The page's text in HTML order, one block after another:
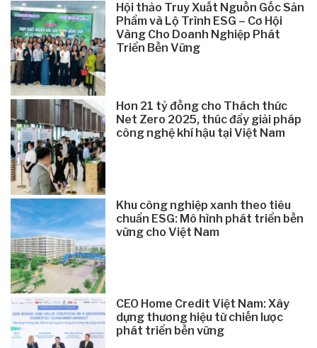
Hội thảo Truy Xuất Nguồn Gốc Sản
Phẩm và Lộ Trình ESG – Cơ Hội
Vàng Cho Doanh Nghiệp Phát
Triển Bền Vững
Hơn 21 tỷ đồng cho Thách thức
Net Zero 2025, thúc đẩy giải pháp
công nghệ khí hậu tại Việt Nam
Khu công nghiệp xanh theo tiêu
chuẩn ESG: Mô hình phát triển bền
vững cho Việt Nam
CEO Home Credit Việt Nam: Xây
dựng thương hiệu từ chiến lược
phát triển bền vững